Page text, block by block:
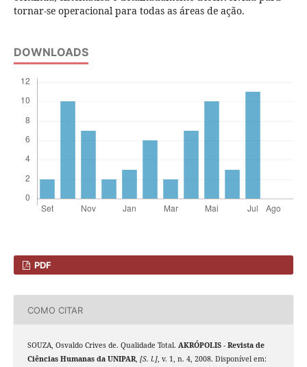
tornar-se operacional para todas as áreas de ação.
DOWNLOADS
PDF
COMO CITAR
SOUZA, Osvaldo Crives de. Qualidade Total. AKRÓPOLIS - Revista de
Ciências Humanas da UNIPAR, [S. l.], v. 1, n. 4, 2008. Disponível em: